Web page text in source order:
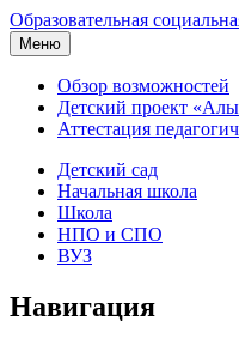
Образовательная
Меню
Обзор возможностей
Детский проект
Аттестация
Детский сад
Начальная школа
Школа
НПО и СПО
ВУЗ
Навигация